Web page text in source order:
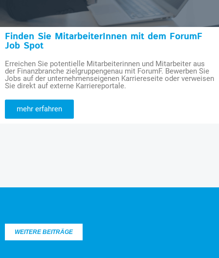
Finden Sie MitarbeiterInnen mit dem ForumF
Job Spot
Erreichen Sie potentielle Mitarbeiterinnen und Mitarbeiter aus
der Finanzbranche zielgruppengenau mit ForumF. Bewerben Sie
Jobs auf der unternehmenseigenen Karriereseite oder verweisen
Sie direkt auf externe Karriereportale.
mehr erfahren
WEITERE BEITRÄGE